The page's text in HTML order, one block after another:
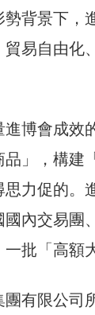
背景下，
易自由化
博會成效
品」，構
力促的。
內交易團
批「高額
團有限公司